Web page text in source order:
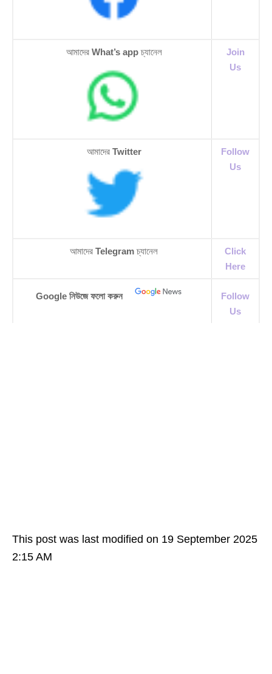
আমাদের What’s app চ্যানেল
Join
Us
আমাদের Twitter
Follow
Us
আমাদের Telegramচ্যানেল
Click
Here
Google নিউজে ফলো করুন
Follow
Us
This post was last modified on 19 September 2025
2:15 AM